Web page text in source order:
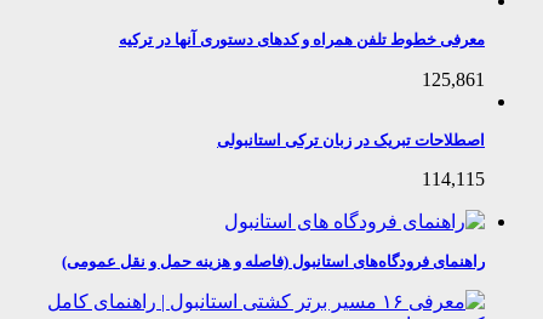
معرفی خطوط تلفن همراه و کدهای دستوری آنها در ترکیه
125,861
اصطلاحات تبریک در زبان ترکی استانبولی
114,115
راهنمای فرودگاه‌های استانبول (فاصله و هزینه حمل و نقل عمومی)